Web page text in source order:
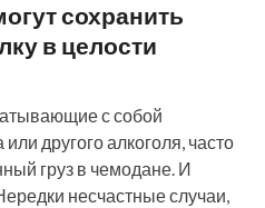
сохранить
в целости
с собой
другого алкоголя, часто
груз в чемодане. И
несчастные случаи,